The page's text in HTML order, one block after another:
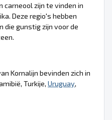
zijn te vinden in
Deze regio's hebben
die gunstig zijn voor de
Kornalijn bevinden zich in
Turkije, Uruguay,